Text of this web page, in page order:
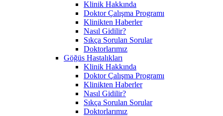
Klinik Hakkında
Doktor Çalışma Programı
Klinikten Haberler
Nasıl Gidilir?
Sıkça Sorulan Sorular
Doktorlarımız
Göğüs Hastalıkları
Klinik Hakkında
Doktor Çalışma Programı
Klinikten Haberler
Nasıl Gidilir?
Sıkça Sorulan Sorular
Doktorlarımız